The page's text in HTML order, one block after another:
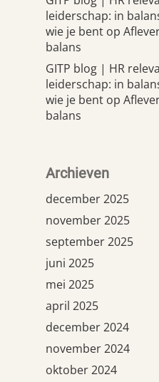
leiderschap: in
wie je bent op
balans
GITP blog | HR
leiderschap: in
wie je bent op
balans
Archieven
december 2025
november 2025
september 2025
juni 2025
mei 2025
april 2025
december 2024
november 2024
oktober 2024